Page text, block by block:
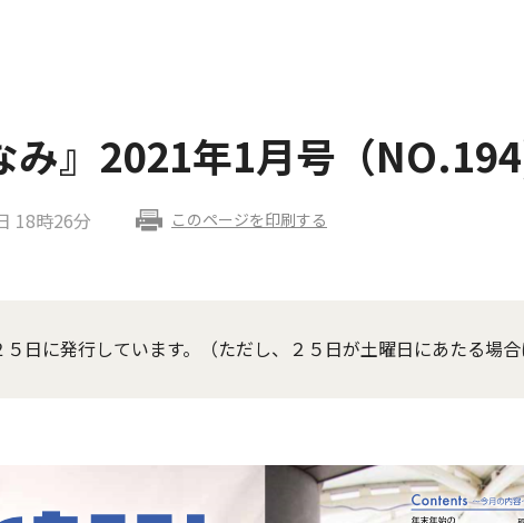
み』2021年1月号（
18時26分 このページを印刷する
５日に発行しています。（ただし、２５日が土曜日にあたる場